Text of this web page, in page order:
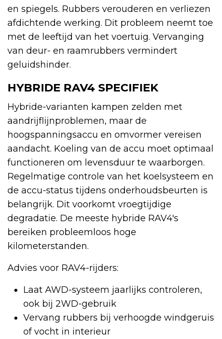
en spiegels. Rubbers verouderen en verliezen
afdichtende werking. Dit probleem neemt toe
met de leeftijd van het voertuig. Vervanging
van deur- en raamrubbers vermindert
geluidshinder.
HYBRIDE RAV4 SPECIFIEK
Hybride-varianten kampen zelden met
aandrijflijnproblemen, maar de
hoogspanningsaccu en omvormer vereisen
aandacht. Koeling van de accu moet optimaal
functioneren om levensduur te waarborgen.
Regelmatige controle van het koelsysteem en
de accu-status tijdens onderhoudsbeurten is
belangrijk. Dit voorkomt vroegtijdige
degradatie. De meeste hybride RAV4's
bereiken probleemloos hoge
kilometerstanden.
Advies voor RAV4-rijders:
Laat AWD-systeem jaarlijks controleren,
ook bij 2WD-gebruik
Vervang rubbers bij verhoogde windgeruis
of vocht in interieur